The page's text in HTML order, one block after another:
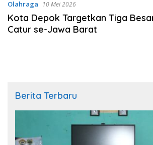
Olahraga 10 Mei 2026
Kota Depok Targetkan Tiga
Catur se-Jawa Barat
Berita Terbaru